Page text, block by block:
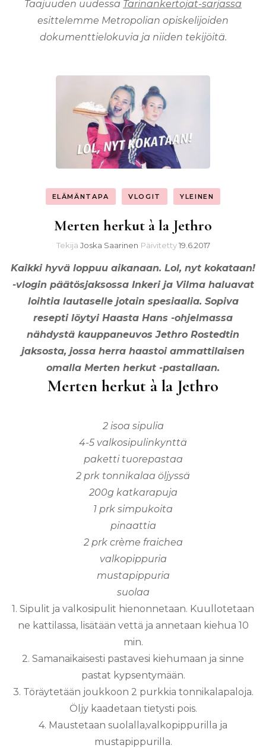
Taajuuden uudessa Tarinankertojat-sarjassa
esittelemme Metropolian opiskelijoiden
dokumenttielokuvia ja niiden tekijöitä.
ELÄMÄNTAPA VLOGIT YLEINEN
Merten herkut à la Jethro
Tekijä Joska Saarinen Päivitetty19.6.2017
Kaikki hyvä loppuu aikanaan. Lol, nyt kokataan!
-vlogin päätösjaksossa Inkeri ja Vilma haluavat
loihtia lautaselle jotain spesiaalia. Sopiva
resepti löytyi Haasta Hans -ohjelmassa
nähdystä kauppaneuvos Jethro Rostedtin
jaksosta, jossa herra haastoi ammattilaisen
omalla Merten herkut -pastallaan.
Merten herkut à la Jethro
2 isoa sipulia
4-5 valkosipulinkynttä
paketti tuorepastaa
2 prk tonnikalaa öljyssä
200g katkarapuja
1 prk simpukoita
pinaattia
2 prk crème fraichea
valkopippuria
mustapippuria
suolaa
1. Sipulit ja valkosipulit hienonnetaan. Kuullotetaan
ne kattilassa, lisätään vettä ja annetaan kiehua 10
min.
2. Samanaikaisesti pastavesi kiehumaan ja sinne
pastat kypsentymään.
3. Töräytetään joukkoon 2 purkkia tonnikalapaloja.
Öljy kaadetaan tietysti pois.
4. Maustetaan suolalla,valkopippurilla ja
mustapippurilla.